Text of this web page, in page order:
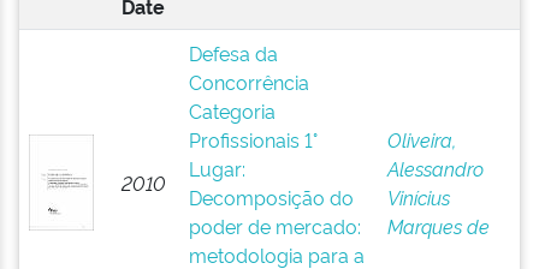
Date
2010
Defesa da
Concorrência
Categoria
Profissionais 1°
Lugar:
Decomposição do
poder de mercado:
metodologia para a
Oliveira,
Alessandro
Vinícius
Marques de